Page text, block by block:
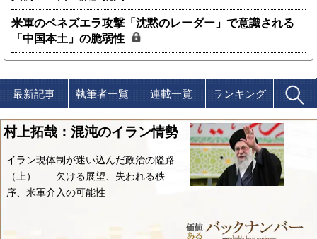
米軍のベネズエラ攻撃「沈黙のレーダー」で意識される
「中国本土」の脆弱性
最新記事 執筆者一覧 連載一覧 ランキング
村上拓哉：混沌のイラン情勢
イラン現体制が迷い込んだ政治の隘路
（上）――欠ける展望、失われる秩
序、米軍介入の可能性